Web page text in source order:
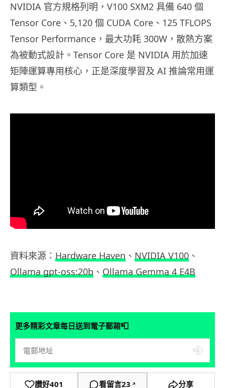
NVIDIA 官方規格列明，V100 SXM2 具備 640 個
Tensor Core、5,120 個 CUDA Core、125 TFLOPS
Tensor Performance，最大功耗 300W，散熱方案
為被動式設計。Tensor Core 是 NVIDIA 用於加速
矩陣運算專用核心，正是深度學習及 AI 推論常用運
算類型。
資料來源： Hardware Haven 、 NVIDIA V100 、
Ollama gpt-oss:20b 、 Ollama Gemma 4 E4B
更多精彩文章每日送到電子郵箱📮
讚好401 看留言23 ↗ 分享